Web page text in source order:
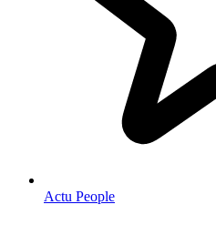
Actu People